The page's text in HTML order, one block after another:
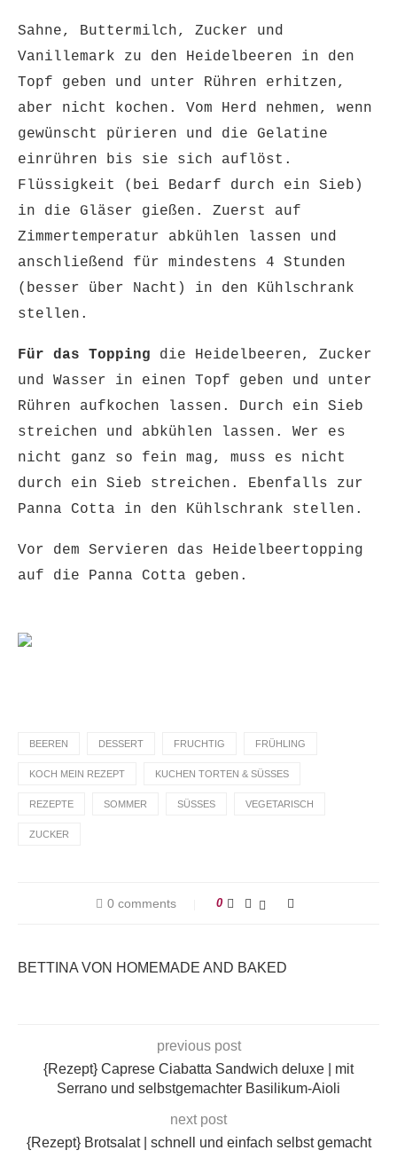
Sahne, Buttermilch, Zucker und
Vanillemark zu den Heidelbeeren in den
Topf geben und unter Rühren erhitzen,
aber nicht kochen. Vom Herd nehmen, wenn
gewünscht pürieren und die Gelatine
einrühren bis sie sich auflöst.
Flüssigkeit (bei Bedarf durch ein Sieb)
in die Gläser gießen. Zuerst auf
Zimmertemperatur abkühlen lassen und
anschließend für mindestens 4 Stunden
(besser über Nacht) in den Kühlschrank
stellen.
Für das Topping die Heidelbeeren, Zucker
und Wasser in einen Topf geben und unter
Rühren aufkochen lassen. Durch ein Sieb
streichen und abkühlen lassen. Wer es
nicht ganz so fein mag, muss es nicht
durch ein Sieb streichen. Ebenfalls zur
Panna Cotta in den Kühlschrank stellen.
Vor dem Servieren das Heidelbeertopping
auf die Panna Cotta geben.
BEEREN DESSERT FRUCHTIG FRÜHLING
KOCH MEIN REZEPT KUCHEN TORTEN & SÜSSES
REZEPTE SOMMER SÜSSES VEGETARISCH
ZUCKER
0 comments 0
BETTINA VON HOMEMADE AND BAKED
previous post
{Rezept} Caprese Ciabatta Sandwich deluxe | mit
Serrano und selbstgemachter Basilikum-Aioli
next post
{Rezept} Brotsalat | schnell und einfach selbst gemacht